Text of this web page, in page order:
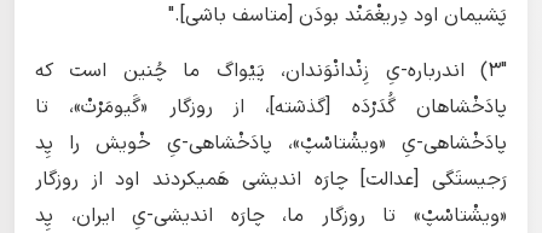
پَشیمان اود دِریغْمَنْد بودَن [متاسف باشی]."
"۳) اندرباره-یِ زِنْدانْوَندان، پَیْواگ ما چُنین است که
پادَخْشاهان گُدَرْدَه [گذشته]، از روزگار «گَیومَرْتْ»، تا
پادَخْشاهی-یِ «ویشْتاسْپْ»، پادَخْشاهی-یِ خْویش را پِد
رَجیستَگی [عدالت] چارَه اندیشی هَمیکردند اود از روزگار
«ویشْتاسْپْ» تا روزگار ما، چارَه اندیشی-یِ ایران، پِد